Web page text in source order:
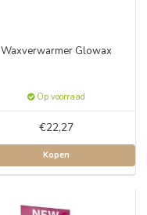
Waxverwarmer Glowax
Op voorraad
€22,27
Kopen